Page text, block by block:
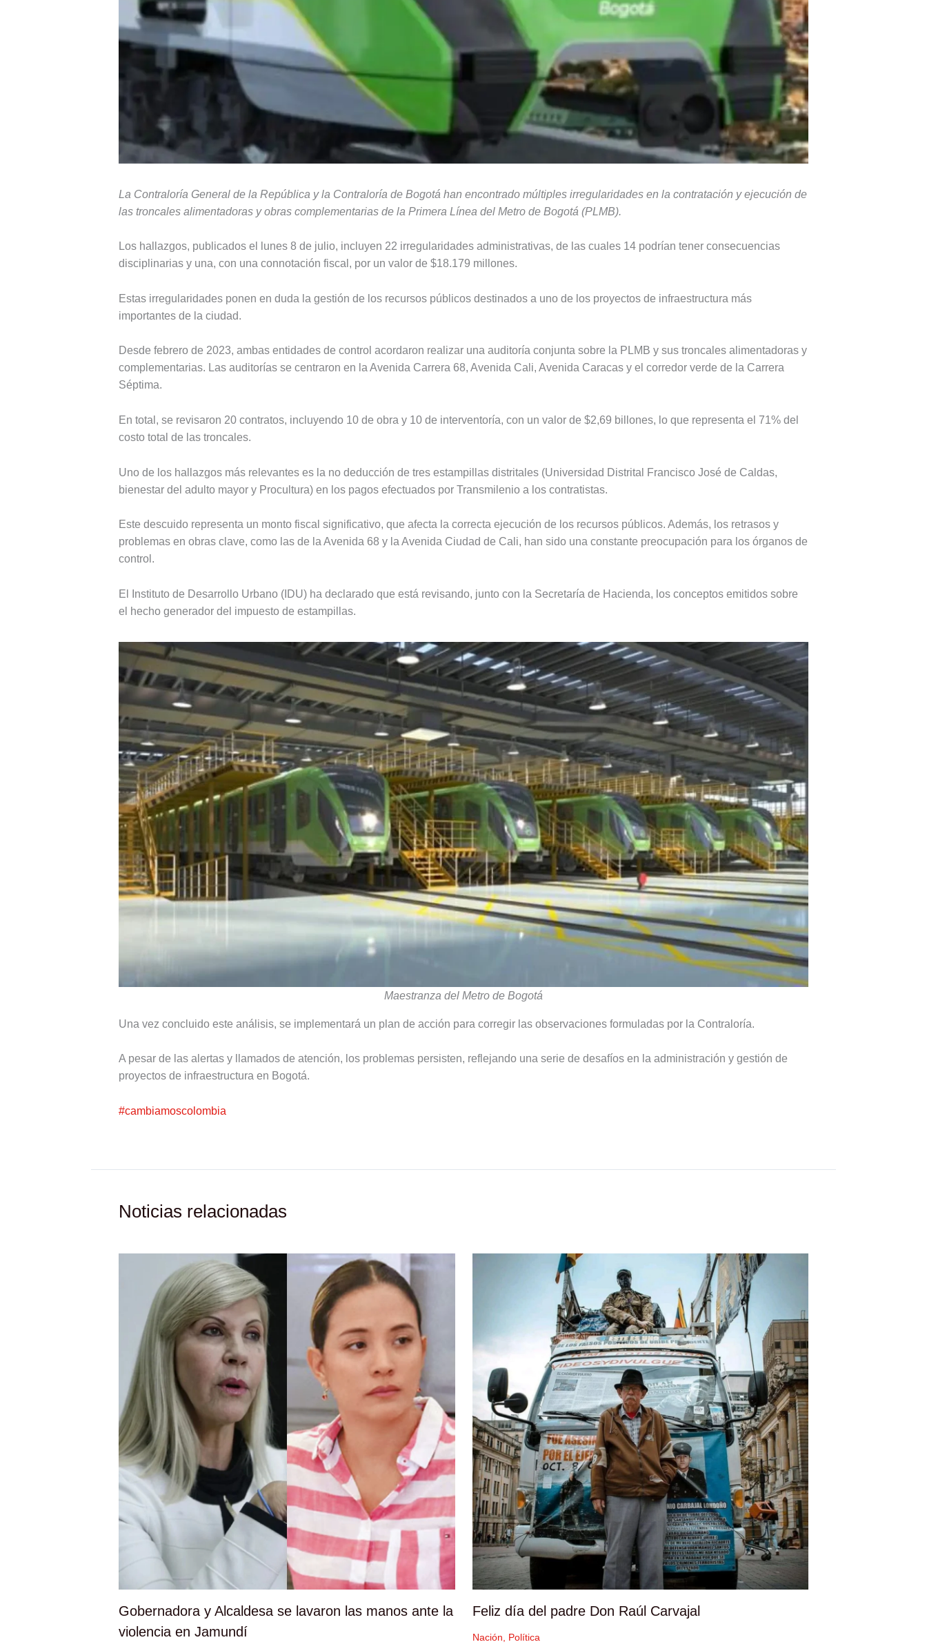
La Contraloría General de la República y la Contraloría de Bogotá han encontrado múltiples irregularidades en la contratación y ejecución de
las troncales alimentadoras y obras complementarias de la Primera Línea del Metro de Bogotá (PLMB).
Los hallazgos, publicados el lunes 8 de julio, incluyen 22 irregularidades administrativas, de las cuales 14 podrían tener consecuencias
disciplinarias y una, con una connotación fiscal, por un valor de $18.179 millones.
Estas irregularidades ponen en duda la gestión de los recursos públicos destinados a uno de los proyectos de infraestructura más
importantes de la ciudad.
Desde febrero de 2023, ambas entidades de control acordaron realizar una auditoría conjunta sobre la PLMB y sus troncales alimentadoras y
complementarias. Las auditorías se centraron en la Avenida Carrera 68, Avenida Cali, Avenida Caracas y el corredor verde de la Carrera
Séptima.
En total, se revisaron 20 contratos, incluyendo 10 de obra y 10 de interventoría, con un valor de $2,69 billones, lo que representa el 71% del
costo total de las troncales.
Uno de los hallazgos más relevantes es la no deducción de tres estampillas distritales (Universidad Distrital Francisco José de Caldas,
bienestar del adulto mayor y Procultura) en los pagos efectuados por Transmilenio a los contratistas.
Este descuido representa un monto fiscal significativo, que afecta la correcta ejecución de los recursos públicos. Además, los retrasos y
problemas en obras clave, como las de la Avenida 68 y la Avenida Ciudad de Cali, han sido una constante preocupación para los órganos de
control.
El Instituto de Desarrollo Urbano (IDU) ha declarado que está revisando, junto con la Secretaría de Hacienda, los conceptos emitidos sobre
el hecho generador del impuesto de estampillas.
Maestranza del Metro de Bogotá
Una vez concluido este análisis, se implementará un plan de acción para corregir las observaciones formuladas por la Contraloría.
A pesar de las alertas y llamados de atención, los problemas persisten, reflejando una serie de desafíos en la administración y gestión de
proyectos de infraestructura en Bogotá.
#cambiamoscolombia
Noticias relacionadas
Gobernadora y Alcaldesa se lavaron las manos ante la
violencia en Jamundí
Feliz día del padre Don Raúl Carvajal
Nación, Política